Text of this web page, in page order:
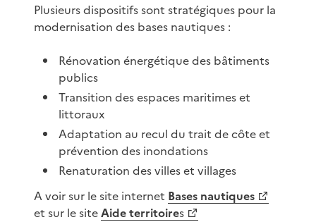
Plusieurs dispositifs sont stratégiques pour la
modernisation des bases nautiques :
Rénovation énergétique des bâtiments
publics
Transition des espaces maritimes et
littoraux
Adaptation au recul du trait de côte et
prévention des inondations
Renaturation des villes et villages
A voir sur le site internet Bases nautiques
et sur le siteAide territoires